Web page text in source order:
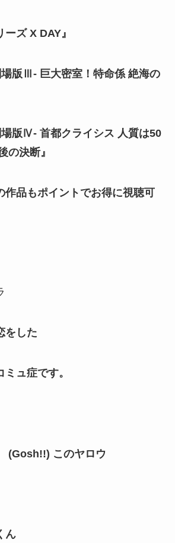
ズ X DAY』
版Ⅲ- 巨大密室！特命係 絶海の
版Ⅳ- 首都クライシス 人質は50
の決断』
作品もポイントでお得に視聴可
をした
ュ症です。
(Gosh!!) このヤロウ
ん